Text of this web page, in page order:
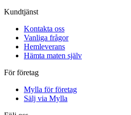
Kundtjänst
Kontakta oss
Vanliga frågor
Hemleverans
Hämta maten själv
För företag
Mylla för företag
Sälj via Mylla